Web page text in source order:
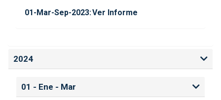
01-Mar-Sep-2023:Ver Informe
2024
01 - Ene - Mar